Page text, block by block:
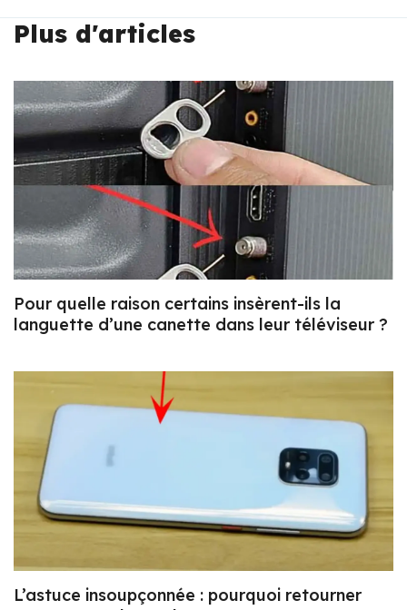
Plus d'articles
Pour quelle raison certains insèrent-ils la
languette d’une canette dans leur téléviseur ?
L’astuce insoupçonnée : pourquoi retourner